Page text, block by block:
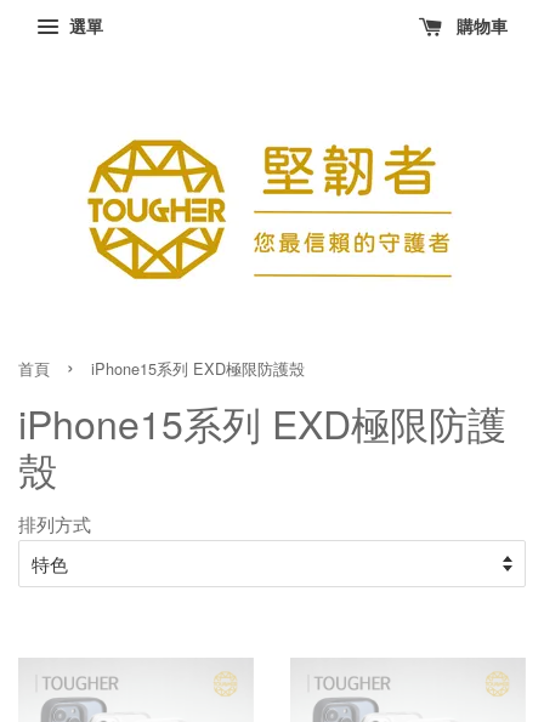
選單 購物車
首頁 › iPhone15系列 EXD極限防護殼
iPhone15系列 EXD極限防護
殼
排列方式